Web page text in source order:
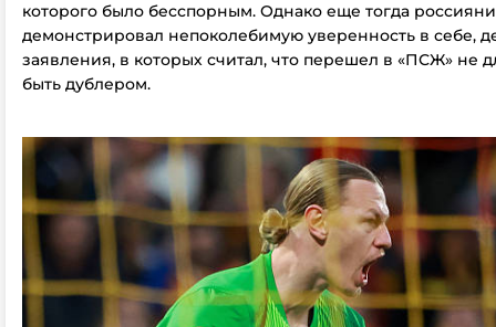
которого было бесспорным. Однако еще тогда
демонстрировал непоколебимую уверенность в себе,
заявления, в которых считал, что перешел в «ПСЖ» не
быть дублером.